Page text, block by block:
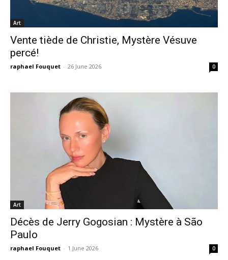
Art
Vente tiède de Christie, Mystère Vésuve
percé!
raphael Fouquet - 26 June 2026 0
Art
Décès de Jerry Gogosian : Mystère à São
Paulo
raphael Fouquet - 1 June 2026 0